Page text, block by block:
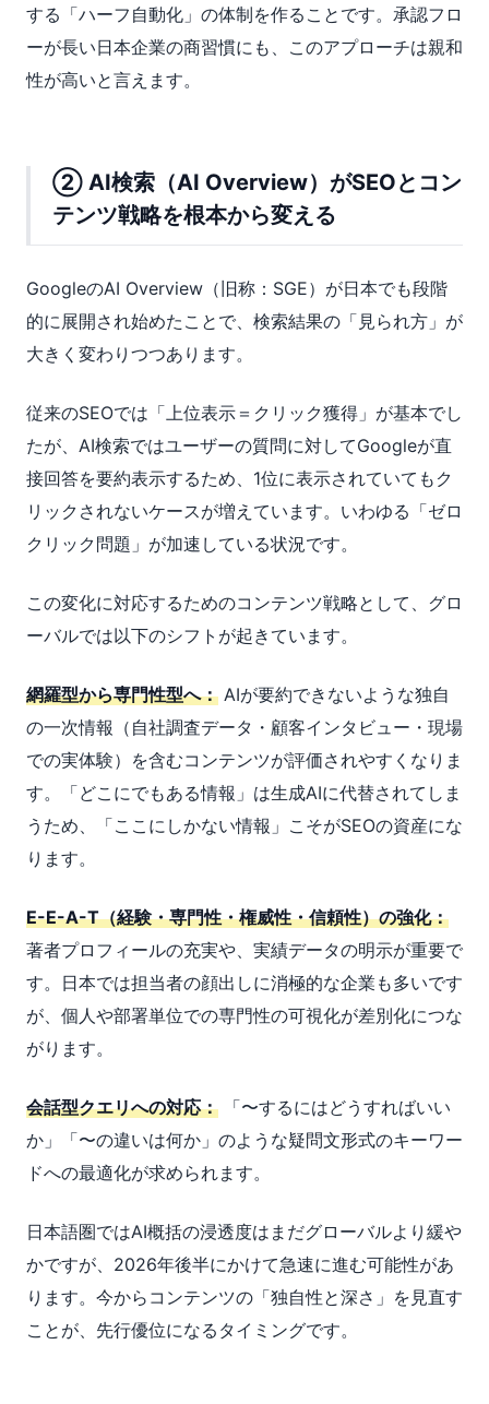
する「ハーフ自動化」の体制を作ることです。承認フロ
ーが長い日本企業の商習慣にも、このアプローチは親和
性が高いと言えます。
② AI検索（AI Overview）がSEOとコン
テンツ戦略を根本から変える
GoogleのAI Overview（旧称：SGE）が日本でも段階
的に展開され始めたことで、検索結果の「見られ方」が
大きく変わりつつあります。
従来のSEOでは「上位表示＝クリック獲得」が基本でし
たが、AI検索ではユーザーの質問に対してGoogleが直
接回答を要約表示するため、1位に表示されていてもク
リックされないケースが増えています。いわゆる「ゼロ
クリック問題」が加速している状況です。
この変化に対応するためのコンテンツ戦略として、グロ
ーバルでは以下のシフトが起きています。
網羅型から専門性型へ： AIが要約できないような独自
の一次情報（自社調査データ・顧客インタビュー・現場
での実体験）を含むコンテンツが評価されやすくなりま
す。「どこにでもある情報」は生成AIに代替されてしま
うため、「ここにしかない情報」こそがSEOの資産にな
ります。
E-E-A-T（経験・専門性・権威性・信頼性）の強化：
著者プロフィールの充実や、実績データの明示が重要で
す。日本では担当者の顔出しに消極的な企業も多いです
が、個人や部署単位での専門性の可視化が差別化につな
がります。
会話型クエリへの対応： 「〜するにはどうすればいい
か」「〜の違いは何か」のような疑問文形式のキーワー
ドへの最適化が求められます。
日本語圏ではAI概括の浸透度はまだグローバルより緩や
かですが、2026年後半にかけて急速に進む可能性があ
ります。今からコンテンツの「独自性と深さ」を見直す
ことが、先行優位になるタイミングです。